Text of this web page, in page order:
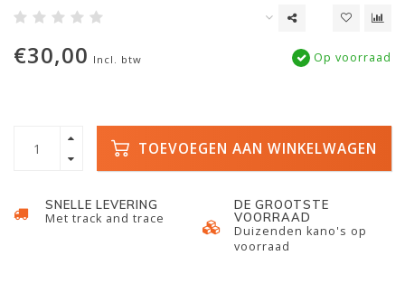
€30,00 Incl. btw Op voorraad
TOEVOEGEN AAN WINKELWAGEN
SNELLE LEVERING
Met track and trace
DE GROOTSTE
VOORRAAD
Duizenden kano's op
voorraad